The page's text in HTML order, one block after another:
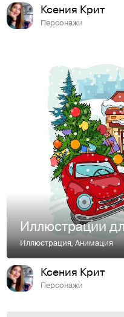
Ксения Крит
Персонажи
Иллюстрация,Анимация
Ксения Крит
Персонажи